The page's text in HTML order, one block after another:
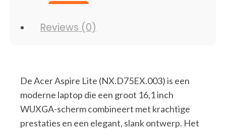
Reviews (0)
De Acer Aspire Lite (NX.D75EX.003) is een
moderne laptop die een groot 16,1 inch
WUXGA-scherm combineert met krachtige
prestaties en een elegant, slank ontwerp. Het